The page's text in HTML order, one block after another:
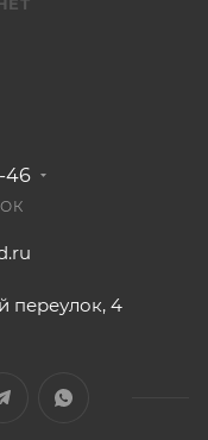
46
переулок, 4